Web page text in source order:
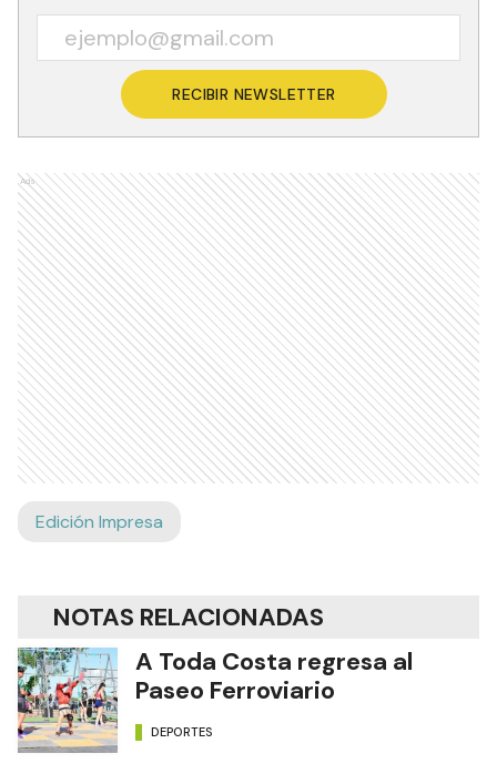
RECIBIR NEWSLETTER
Ads
Edición Impresa
NOTAS RELACIONADAS
A Toda Costa regresa al
Paseo Ferroviario
DEPORTES